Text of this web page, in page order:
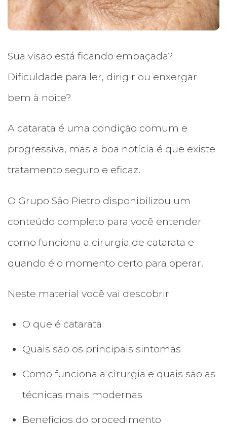
Sua visão está ficando embaçada?
Dificuldade para ler, dirigir ou enxergar
bem à noite?
A catarata é uma condição comum e
progressiva, mas a boa notícia é que existe
tratamento seguro e eficaz.
O Grupo São Pietro disponibilizou um
conteúdo completo para você entender
como funciona a cirurgia de catarata e
quando é o momento certo para operar.
Neste material você vai descobrir
O que é catarata
Quais são os principais sintomas
Como funciona a cirurgia e quais são as
técnicas mais modernas
Benefícios do procedimento